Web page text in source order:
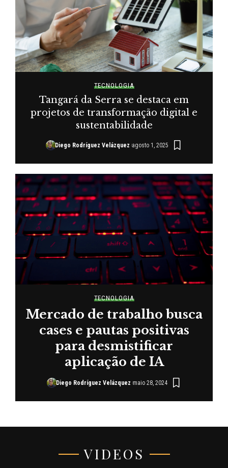
TECNOLOGIA
Tangará da Serra se destaca em
projetos de transformação digital e
sustentabilidade
Diego Rodríguez Velázquez agosto 1, 2025
TECNOLOGIA
Mercado de trabalho busca
cases e pautas positivas
para desmistificar
aplicação de IA
Diego Rodríguez Velázquez maio 28, 2024
VIDEOS